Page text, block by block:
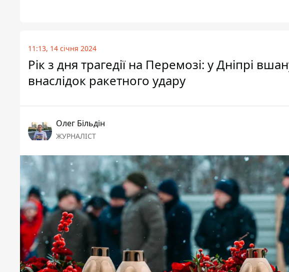
11:13, 14 січня 2024
Рік з дня трагедії на Перемозі: у Дніпрі
внаслідок ракетного удару
Олег Більдін
ЖУРНАЛІСТ